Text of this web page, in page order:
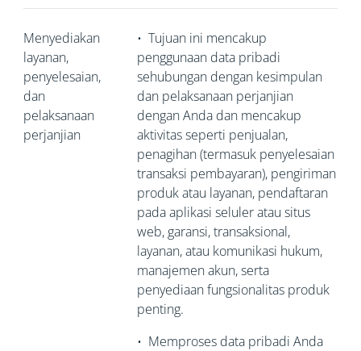
Menyediakan
layanan,
penyelesaian,
dan
pelaksanaan
perjanjian
• Tujuan ini mencakup
penggunaan data pribadi
sehubungan dengan kesimpulan
dan pelaksanaan perjanjian
dengan Anda dan mencakup
aktivitas seperti penjualan,
penagihan (termasuk penyelesaian
transaksi pembayaran), pengiriman
produk atau layanan, pendaftaran
pada aplikasi seluler atau situs
web, garansi, transaksional,
layanan, atau komunikasi hukum,
manajemen akun, serta
penyediaan fungsionalitas produk
penting.
• Memproses data pribadi Anda